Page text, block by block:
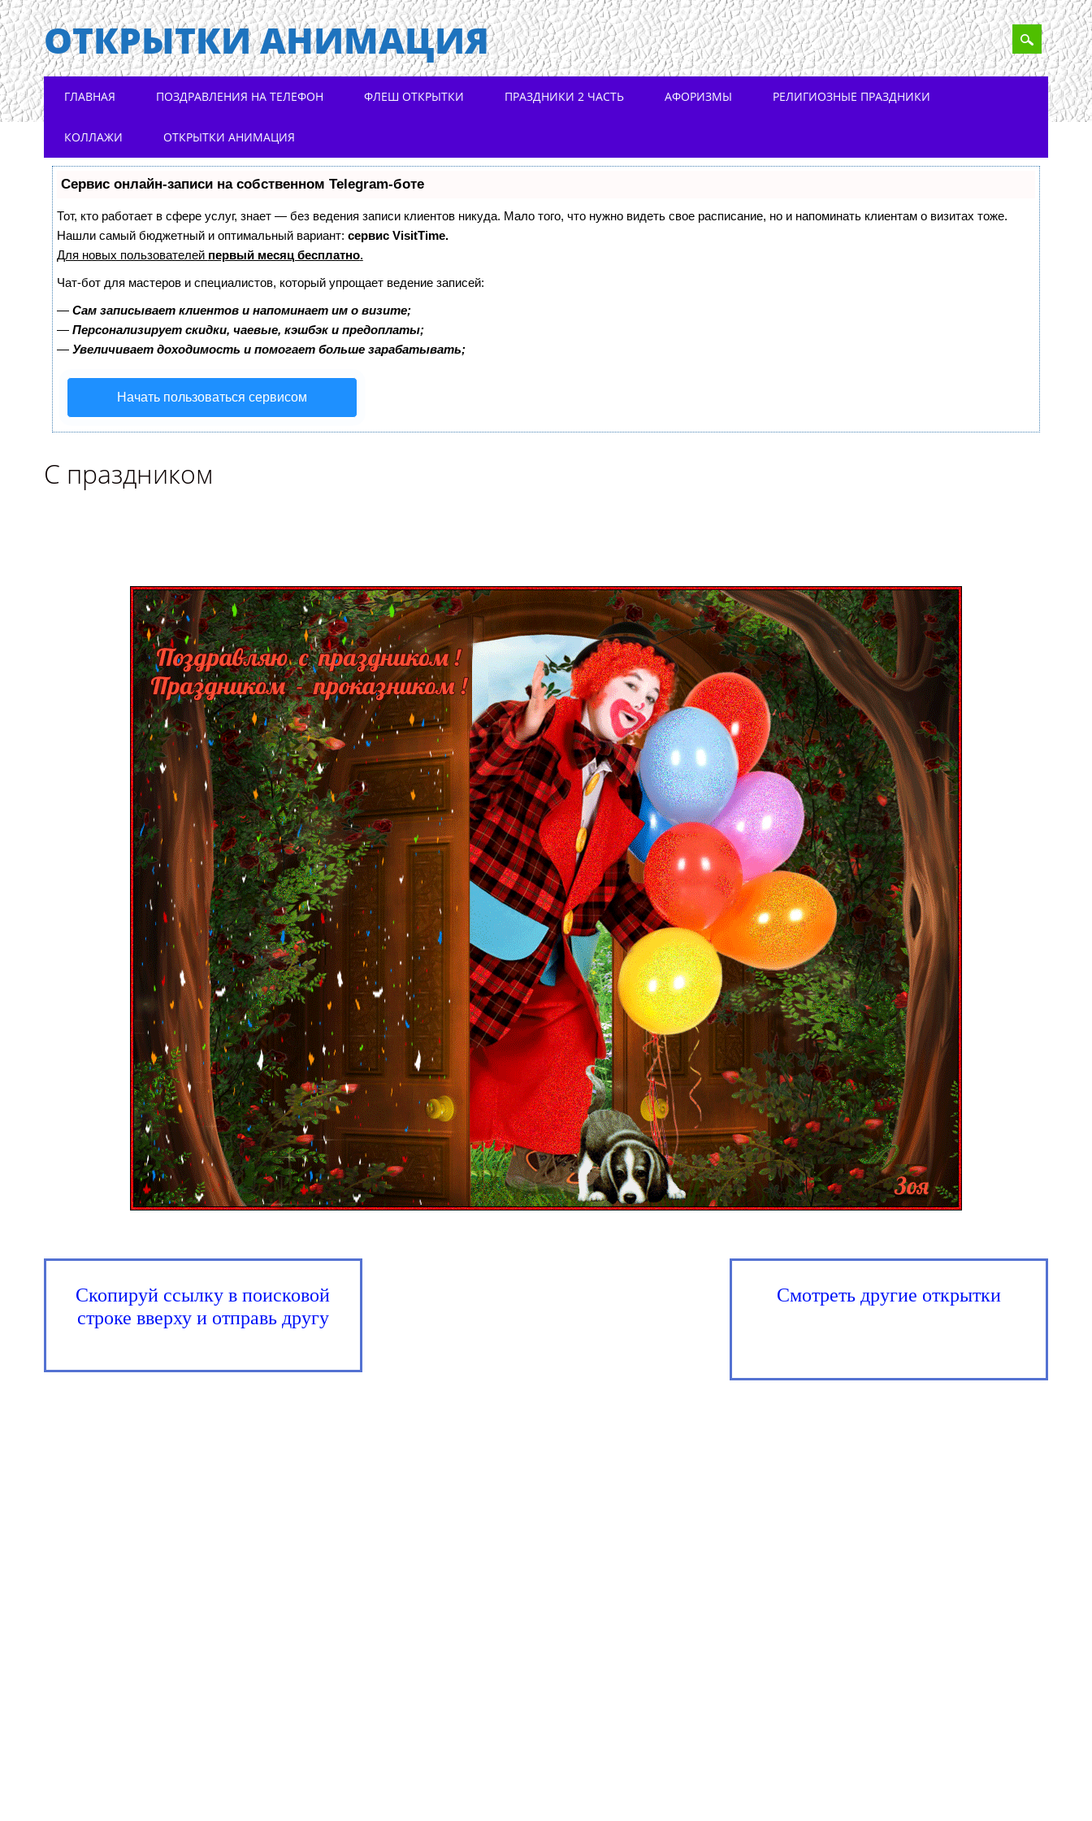
ОТКРЫТКИ АНИМАЦИЯ
Main menu
Skip to content
ГЛАВНАЯ ПОЗДРАВЛЕНИЯ НА ТЕЛЕФОН ФЛЕШ ОТКРЫТКИ ПРАЗДНИКИ 2 ЧАСТЬ АФОРИЗМЫ РЕЛИГИОЗНЫЕ ПРАЗДНИКИ
КОЛЛАЖИ ОТКРЫТКИ АНИМАЦИЯ
Сервис онлайн-записи на собственном Telegram-боте
Тот, кто работает в сфере услуг, знает — без ведения записи клиентов никуда. Мало того, что нужно видеть свое расписание, но и напоминать клиентам о визитах тоже.
Нашли самый бюджетный и оптимальный вариант: сервис VisitTime.
Для новых пользователей первый месяц бесплатно.
Чат-бот для мастеров и специалистов, который упрощает ведение записей:
— Сам записывает клиентов и напоминает им о визите;
— Персонализирует скидки, чаевые, кэшбэк и предоплаты;
— Увеличивает доходимость и помогает больше зарабатывать;
Начать пользоваться сервисом
С праздником
Скопируй ссылку в поисковой
строке вверху и отправь другу
Смотреть другие открытки